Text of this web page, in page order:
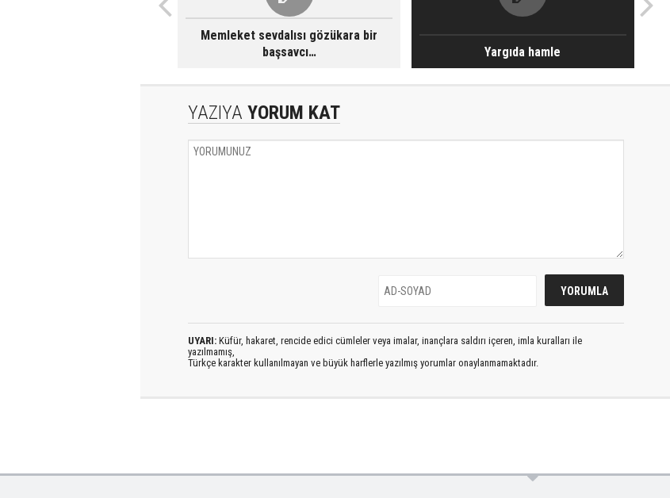
Memleket sevdalısı gözükara bir
başsavcı…
Yargıda hamle
YAZIYA YORUM KAT
UYARI: Küfür, hakaret, rencide edici cümleler veya imalar, inançlara saldırı içeren, imla kuralları ile
yazılmamış,
Türkçe karakter kullanılmayan ve büyük harflerle yazılmış yorumlar onaylanmamaktadır.